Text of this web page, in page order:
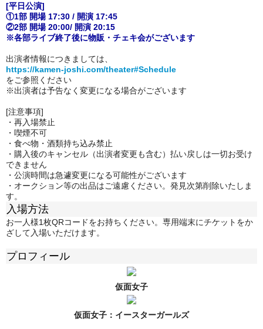
[平日公演]
①1部 開場 17:30 / 開演 17:45
②2部 開場 20:00/ 開演 20:15
※各部ライブ終了後に物販・チェキ会がございます
出演者情報につきましては、
https://kamen-joshi.com/theater#Schedule
をご参照ください
※出演者は予告なく変更になる場合がございます
[注意事項]
・再入場禁止
・喫煙不可
・ 食べ物・酒類持ち込み禁止
・購入後のキャンセル（出演者変更も含む）払い戻しは一切お受け
できません
・公演時間は急遽変更になる可能性がございます
・オークション等の出品はご遠慮ください。発見次第削除いたしま
す。
入場方法
お一人様1枚QRコードをお持ちください。専用端末にチケットをか
ざして入場いただけます。
プロフィール
仮面女子
仮面女子： イースターガールズ